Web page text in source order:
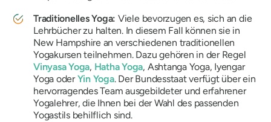
Traditionelles Yoga: Viele bevorzugen es, sich an die
Lehrbücher zu halten. In diesem Fall können sie in
New Hampshire an verschiedenen traditionellen
Yogakursen teilnehmen. Dazu gehören in der Regel
Vinyasa Yoga, Hatha Yoga, Ashtanga Yoga, Iyengar
Yoga oderYin Yoga. Der Bundesstaat verfügt über ein
hervorragendes Team ausgebildeter und erfahrener
Yogalehrer, die Ihnen bei der Wahl des passenden
Yogastils behilflich sind.